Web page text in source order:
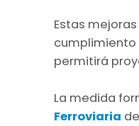
Estas
cumplimiento
permitirá
La medida
Ferroviaria